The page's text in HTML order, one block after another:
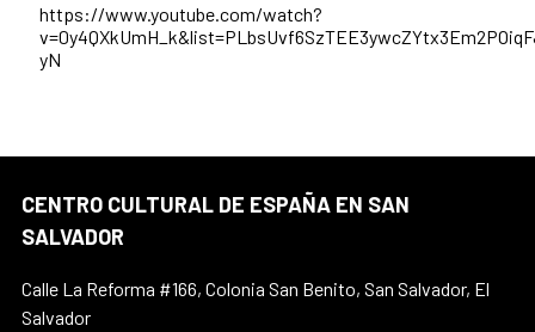
https://www.youtube.com/watch?
yN
CENTRO CULTURAL DE ESPAÑA EN SAN
SALVADOR
Calle La Reforma #166, Colonia San Benito, San Salvador, El
Salvador